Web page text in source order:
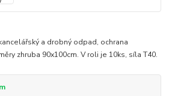
a drobný odpad, ochrana
zhruba 90x100cm. V roli je 10ks, síla T40.